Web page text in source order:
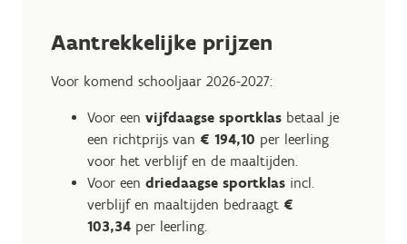
Aantrekkelijke prijzen
Voor komend schooljaar 2026-2027:
Voor een vijfdaagse sportklas betaal je
een richtprijs van € 194,10 per leerling
voor het verblijf en de maaltijden.
Voor een driedaagse sportklas incl.
verblijf en maaltijden bedraagt €
103,34 per leerling.